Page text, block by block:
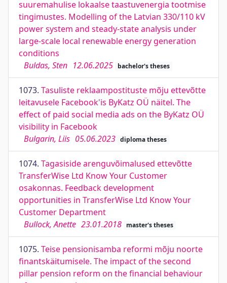
suuremahulise lokaalse taastuvenergia tootmise
tingimustes. Modelling of the Latvian 330/110 kV
power system and steady-state analysis under
large-scale local renewable energy generation
conditions
Buldas, Sten 12.06.2025 bachelor's theses
1073. Tasuliste reklaampostituste mõju ettevõtte
leitavusele Facebook'is ByKatz OÜ näitel. The
effect of paid social media ads on the ByKatz OÜ
visibility in Facebook
Bulgarin, Liis 05.06.2023 diploma theses
1074. Tagasiside arenguvõimalused ettevõtte
TransferWise Ltd Know Your Customer
osakonnas. Feedback development
opportunities in TransferWise Ltd Know Your
Customer Department
Bullock, Anette 23.01.2018 master's theses
1075. Teise pensionisamba reformi mõju noorte
finantskäitumisele. The impact of the second
pillar pension reform on the financial behaviour